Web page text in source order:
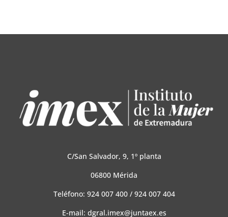
C/San Salvador, 9, 1º planta
06800 Mérida
Teléfono: 924 007 400/ 924 007 404
E-mail: dgral.imex@juntaex.es